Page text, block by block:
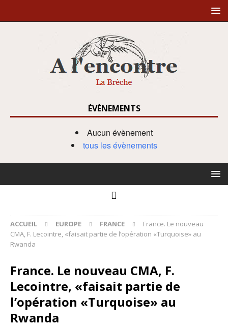
ÉVÈNEMENTS
Aucun évènement
tous les évènements
ACCUEIL EUROPE FRANCE
France. Le nouveau
CMA, F. Lecointre, «faisait partie de l’opération «Turquoise» au
Rwanda
France. Le nouveau CMA, F.
Lecointre, «faisait partie de
l’opération «Turquoise» au
Rwanda